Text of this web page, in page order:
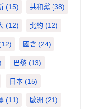
(15) 共和黨 (38)
(12) 北約 (12)
國會 (24)
巴黎 (13)
日本 (15)
(11) 歐洲 (21)